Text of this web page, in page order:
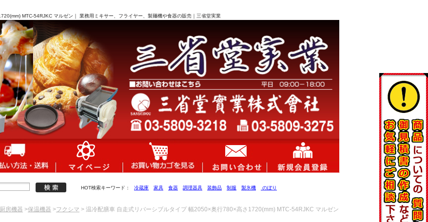
MTC-54RJKC マルゼン｜ 業務用ミキサー、フライヤー、製麺機や食器の販売｜三省堂実業
HOT検索キーワード： 冷蔵庫 家具 食器 調理器具 装飾品 制服 製氷機 のぼり
厨房機器 >保温機器 >フクシマ > 温冷配膳車 自走式リバーシブルタイプ 幅2050×奥行780×高さ1720(mm) MTC-54RJKC マルゼン